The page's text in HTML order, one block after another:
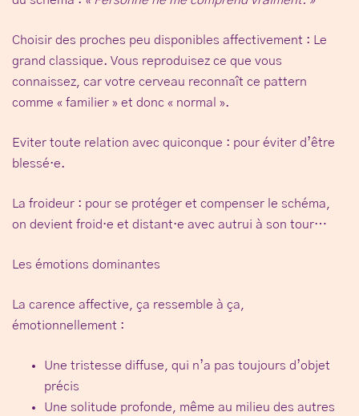
Choisir des proches peu disponibles affectivement : Le
grand classique. Vous reproduisez ce que vous
connaissez, car votre cerveau reconnaît ce pattern
comme « familier » et donc « normal ».
Eviter toute relation avec quiconque : pour éviter d’être
blessé·e.
La froideur : pour se protéger et compenser le schéma,
on devient froid·e et distant·e avec autrui à son tour…
Les émotions dominantes
La carence affective, ça ressemble à ça,
émotionnellement :
Une tristesse diffuse , qui n’a pas toujours d’objet
précis
Une solitude profonde , même au milieu des autres